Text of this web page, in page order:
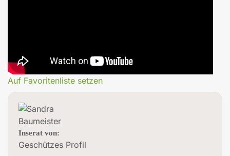
Auf Favoritenliste setzen
Inserat von:
Geschützes Profil